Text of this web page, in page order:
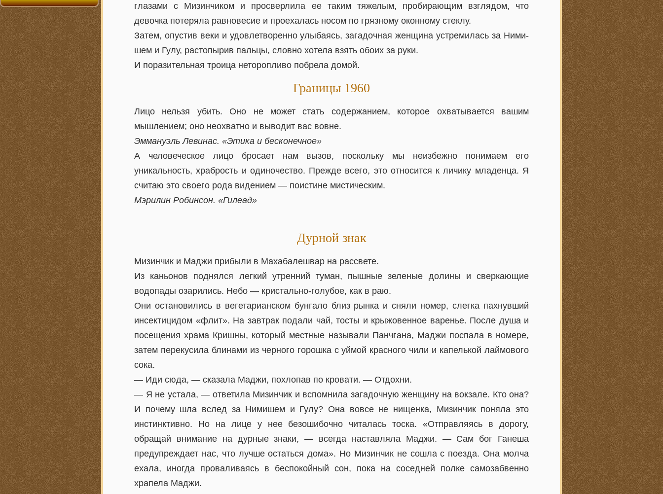
глазами с Мизинчиком и просверлила ее таким тяжелым, пробирающим взглядом, что
девочка потеряла равновесие и проехалась носом по грязному оконному стеклу.
Затем, опустив веки и удовлетворенно улыбаясь, загадочная женщина устремилась за Ними-
шем и Гулу, растопырив пальцы, словно хотела взять обоих за руки.
И поразительная троица неторопливо побрела домой.
Границы 1960
Лицо нельзя убить. Оно не может стать содержанием, которое охватывается вашим
мышлением; оно неохватно и выводит вас вовне.
Эммануэль Левинас. «Этика и бесконечное»
А человеческое лицо бросает нам вызов, поскольку мы неизбежно понимаем его
уникальность, храбрость и одиночество. Прежде всего, это относится к личику младенца. Я
считаю это своего рода видением — поистине мистическим.
Мэрилин Робинсон. «Гилеад»
Дурной знак
Мизинчик и Маджи прибыли в Махабалешвар на рассвете.
Из каньонов поднялся легкий утренний туман, пышные зеленые долины и сверкающие
водопады озарились. Небо — кристально-голубое, как в раю.
Они остановились в вегетарианском бунгало близ рынка и сняли номер, слегка пахнувший
инсектицидом «флит». На завтрак подали чай, тосты и крыжовенное варенье. После душа и
посещения храма Кришны, который местные называли Панчгана, Маджи поспала в номере,
затем перекусила блинами из черного горошка с уймой красного чили и капелькой лаймового
сока.
— Иди сюда, — сказала Маджи, похлопав по кровати. — Отдохни.
— Я не устала, — ответила Мизинчик и вспомнила загадочную женщину на вокзале. Кто она?
И почему шла вслед за Нимишем и Гулу? Она вовсе не нищенка, Мизинчик поняла это
инстинктивно. Но на лице у нее безошибочно читалась тоска. «Отправляясь в дорогу,
обращай внимание на дурные знаки, — всегда наставляла Маджи. — Сам бог Ганеша
предупреждает нас, что лучше остаться дома». Но Мизинчик не сошла с поезда. Она молча
ехала, иногда проваливаясь в беспокойный сон, пока на соседней полке самозабвенно
храпела Маджи.